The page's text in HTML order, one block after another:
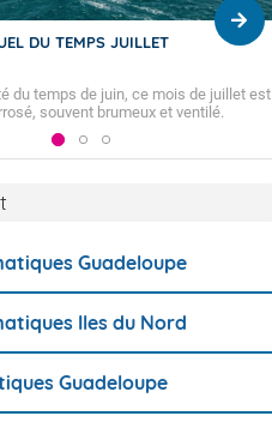
DU TEMPS JUILLET
du temps de juin, ce mois de juillet est
souvent brumeux et ventilé.
Guadeloupe
Iles du Nord
Guadeloupe